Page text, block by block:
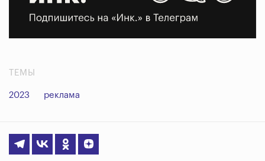
ТЕМЫ
2023 реклама